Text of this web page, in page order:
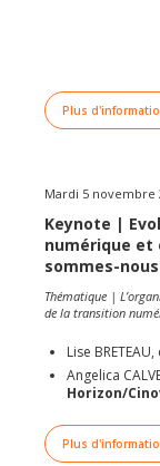
Plus
Mardi 5 novembre
Keynote |
numérique et
sommes-nous
Thématique |
de la transition
Lise
Angelica
Horizon/
Plus